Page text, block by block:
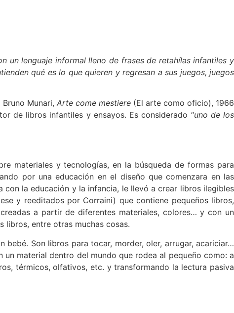
un lenguaje informal lleno de frases de retahílas infantiles y
qué es lo que quieren y regresan a sus juegos, juegos
Bruno Munari, Arte come mestiere (El arte como oficio), 1966
de libros infantiles y ensayos. Es considerado “uno de los
materiales y tecnologías, en la búsqueda de formas para
por una educación en el diseño que comenzara en las
la educación y la infancia, le llevó a crear libros ilegibles
y reeditados por Corraini) que contiene pequeños libros,
a partir de diferentes materiales, colores… y con un
entre otras muchas cosas.
bebé. Son libros para tocar, morder, oler, arrugar, acariciar…
material dentro del mundo que rodea al pequeño como: a
térmicos, olfativos, etc. y transformando la lectura pasiva